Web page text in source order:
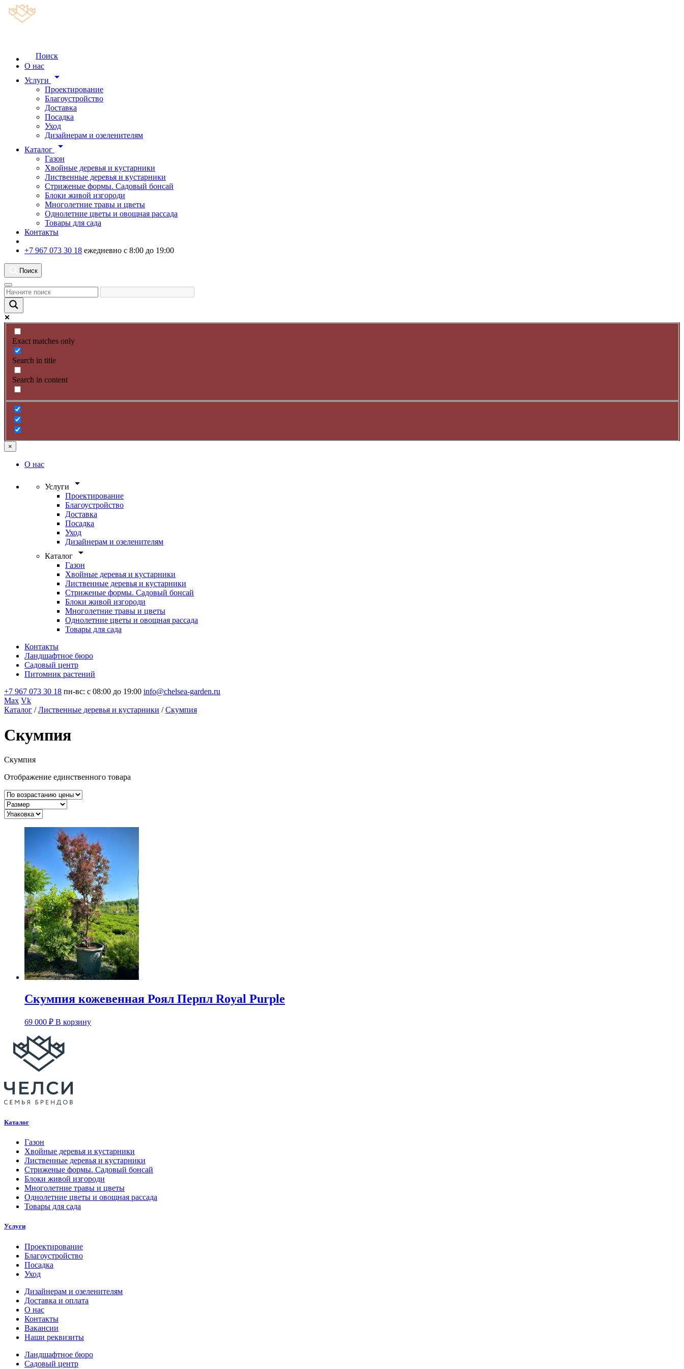
Поиск
О нас
Услуги
arrow_drop_down
Проектирование
Благоустройство
Доставка
Посадка
Уход
Дизайнерам и озеленителям
Каталог
arrow_drop_down
Газон
Хвойные деревья и кустарники
Лиственные деревья и кустарники
Стриженые формы. Садовый бонсай
Блоки живой изгороди
Многолетние травы и цветы
Однолетние цветы и овощная рассада
Товары для сада
Контакты
+7 967 073 30 18 ежедневно с 8:00 до 19:00
Поиск
Exact matches only
Search in title
Search in content
×
О нас
Услуги arrow_drop_down
Проектирование
Благоустройство
Доставка
Посадка
Уход
Дизайнерам и озеленителям
Каталог
arrow_drop_down
Газон
Хвойные деревья и кустарники
Лиственные деревья и кустарники
Стриженые формы. Садовый бонсай
Блоки живой изгороди
Многолетние травы и цветы
Однолетние цветы и овощная рассада
Товары для сада
Контакты
Ландшафтное бюро
Садовый центр
Питомник растений
+7 967 073 30 18 пн-вс: с 08:00 до 19:00 info@chelsea-garden.ru
Max Vk
Каталог /Лиственные деревья и кустарники /Скумпия
Скумпия
Скумпия
Отображение единственного товара
Скумпия кожевенная Роял Перпл Royal Purple
69 000 ₽ В корзину
Каталог
Газон
Хвойные деревья и кустарники
Лиственные деревья и кустарники
Стриженые формы. Садовый бонсай
Блоки живой изгороди
Многолетние травы и цветы
Однолетние цветы и овощная рассада
Товары для сада
Услуги
Проектирование
Благоустройство
Посадка
Уход
Дизайнерам и озеленителям
Доставка и оплата
О нас
Контакты
Вакансии
Наши реквизиты
Ландшафтное бюро
Садовый центр